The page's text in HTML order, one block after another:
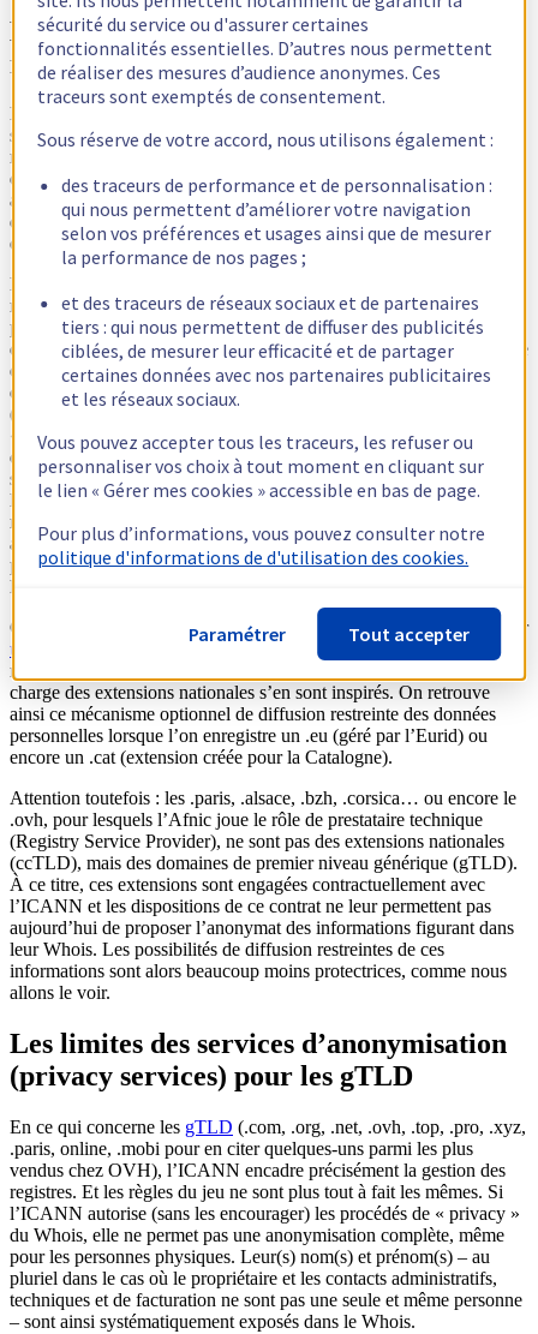
L’Afnic, précurseur dans la diffusion
restreinte des informations du Whois
Les extensions nationales (
sont pas contractuellement engagées avec l’ICANN de la même
manière que les extensions génériques. Leur gestion incombe
directement aux États concernés, et ce en toute indépendance. C’est
ainsi qu’en France, l’Afnic, association à but non lucratif, a été
désignée par l’État comme office d’enregistrement du .fr et des
extensions géographiques d’outre-mer : .re, .tf, .yt, .pm et .wf.
N’étant liée à l’ICANN que par un simple engagement de
reconnaissance mutuelle, l’Afnic a, mis en place, dès 2006, une
procédure d’anonymisation des données du Whois, appliquée par
défaut à tout particulier (personne physique ) enregistrant un domaine
en .fr, .re, .tf, .yt, .pm et .wf. Sur la fiche correspondant à votre
domaine dans l’annuaire Whois, vos coordonnées personnelles
(nom, adresse, téléphone, etc..) sont alors remplacées par la mention
« diffusion restreinte ». Ces coordonnées sont accessibles, sur
demande expresse et motivée, à la direction juridique de l’Afnic et
sous conditions, dans le cadre de ce qu’on appelle une procédure de
levée d’anonymat. Les coordonnées professionnelles fournies par le
représentant d’unepersonne morale
(propriétaire, contact
administratif, contact technique et contact de facturation, lesquels
peuvent être une seule et même personne), restent quant à elles
librement accessibles au sein du Whois.
Ces pratiques de l’Afnic ont été confortées par la CNIL ainsi que par
une décision de la cour d’appel de Paris en 2012
. Elles se sont
révélées précurseuses, car un certain nombre de registres ayant en
charge des extensions nationales s’en sont inspirés. On retrouve
ainsi ce mécanisme optionnel de diffusion restreinte des données
personnelles lorsque l’on enregistre un .eu (géré par l’Eurid) ou
encore un .cat (extension créée pour la Catalogne).
Attention toutefois : les .paris, .alsace, .bzh, .corsica… ou encore le
.ovh, pour lesquels l’Afnic joue le rôle de prestataire technique
(Registry Service Provider), ne sont pas des extensions nationales
(ccTLD), mais des domaines de premier niveau générique (gTLD).
À ce titre, ces extensions sont engagées contractuellement avec
l’ICANN et les dispositions de ce contrat ne leur permettent pas
aujourd’hui de proposer l’anonymat des informations figurant dans
leur Whois. Les possibilités de diffusion restreintes de ces
informations sont alors beaucoup moins protectrices, comme nous
allons le voir.
Les limites des services d’anonymisation
(privacy services) pour les gTLD
En ce qui concerne les gTLD (.com, .org, .net, .ovh, .top, .pro, .xyz,
.paris, online, .mobi pour en citer quelques-uns parmi les plus
vendus chez OVH), l’ICANN encadre précisément la gestion des
registres. Et les règles du jeu ne sont plus tout à fait les mêmes. Si
l’ICANN autorise (sans les encourager) les procédés de « privacy »
du Whois, elle ne permet pas une anonymisation complète, même
pour les personnes physiques. Leur(s) nom(s) et prénom(s) – au
pluriel dans le cas où le propriétaire et les contacts administratifs,
techniques et de facturation ne sont pas une seule et même personne
– sont ainsi systématiquement exposés dans le Whois.
sécurité du service ou d'assurer certaines
fonctionnalités essentielles. D’autres nous permettent
de réaliser des mesures d’audience anonymes. Ces
traceurs sont exemptés de consentement.
Sous réserve de votre accord, nous utilisons également :
des traceurs de performance et de personnalisation :
qui nous permettent d’améliorer votre navigation
selon vos préférences et usages ainsi que de mesurer
la performance de nos pages ;
et des traceurs de réseaux sociaux et de partenaires
tiers : qui nous permettent de diffuser des publicités
ciblées, de mesurer leur efficacité et de partager
certaines données avec nos partenaires publicitaires
et les réseaux sociaux.
Vous pouvez accepter tous les traceurs, les refuser ou
personnaliser vos choix à tout moment en cliquant sur
le lien « Gérer mes cookies » accessible en bas de page.
Pour plus d’informations, vous pouvez consulter notre
politique d'informations de d'utilisation des cookies.
Paramétrer Tout accepter